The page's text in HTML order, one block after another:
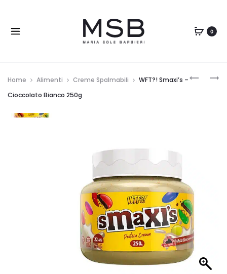
0
Home Alimenti Creme Spalmabili
WFT?! Smaxi’s –
Cioccolato Bianco 250g